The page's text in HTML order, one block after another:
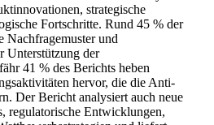
strategische
Fortschritte. Rund 45 % der
Nachfragemuster und
Unterstützung der
41 % des Berichts heben
hervor, die die Anti-
Der Bericht analysiert auch neue
regulatorische Entwicklungen,